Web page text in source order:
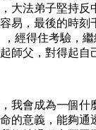
大法弟子堅持反
易，最後的時刻
，經得住考驗，
師父，對得起自
我會成為一個什
的意義，能夠通